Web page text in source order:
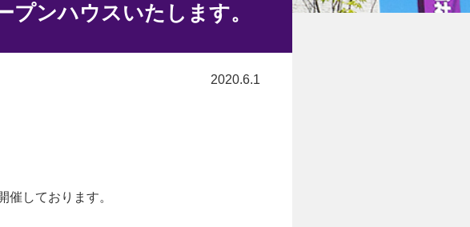
プンハウスいたします。
2020.6.1
しております。